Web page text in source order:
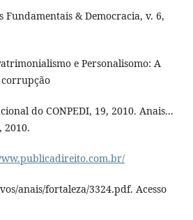
Fundamentais & Democracia, v. 6,
e Personalisomo: A
corrupção
do CONPEDI, 19, 2010. Anais...
2010.
anais/fortaleza/3324.pdf. Acesso